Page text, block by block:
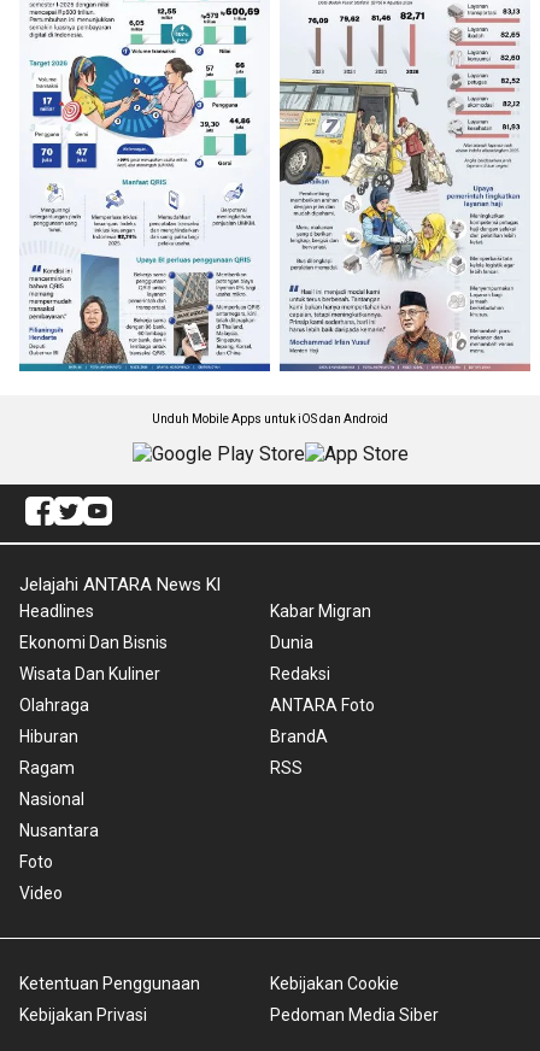
Unduh Mobile Apps untuk iOS dan Android
Jelajahi ANTARA News Kl
Headlines
Ekonomi Dan Bisnis
Wisata Dan Kuliner
Olahraga
Hiburan
Ragam
Nasional
Nusantara
Foto
Video
Kabar Migran
Dunia
Redaksi
ANTARA Foto
BrandA
RSS
Ketentuan Penggunaan
Kebijakan Privasi
Kebijakan Cookie
Pedoman Media Siber